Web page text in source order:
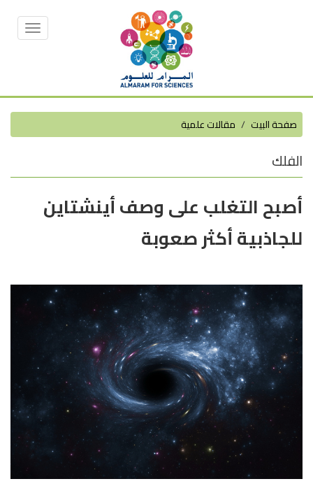
Toggle
صفحة البيت مقالات علمية
الفلك
أصبح التغلب على وصف أينشتاين
للجاذبية أكثر صعوبة